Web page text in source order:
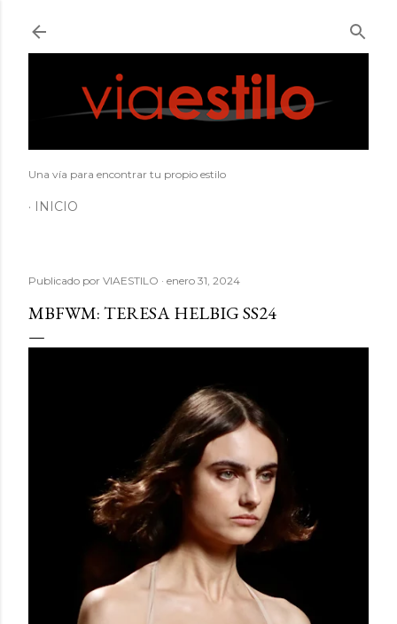
Una vía para encontrar tu propio estilo
INICIO
Publicado por VIAESTILO enero 31, 2024
MBFWM: TERESA HELBIG SS24